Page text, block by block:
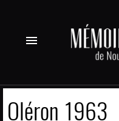
menu
Oléron 1963